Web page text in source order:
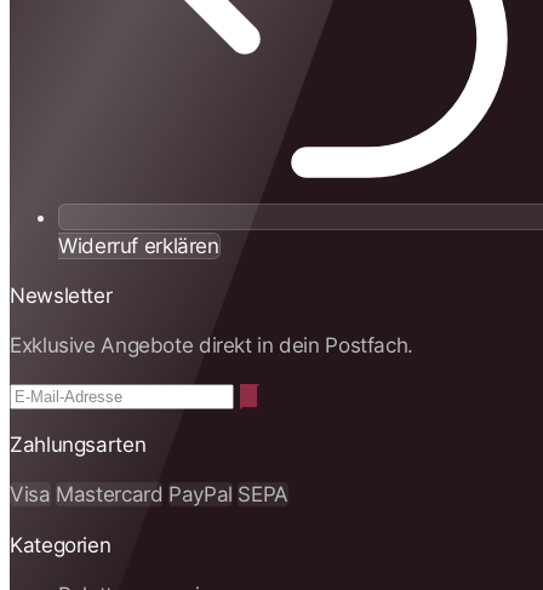
Widerruf erklären
Newsletter
Exklusive Angebote direkt in dein Postfach.
Zahlungsarten
Visa Mastercard PayPal SEPA
Kategorien